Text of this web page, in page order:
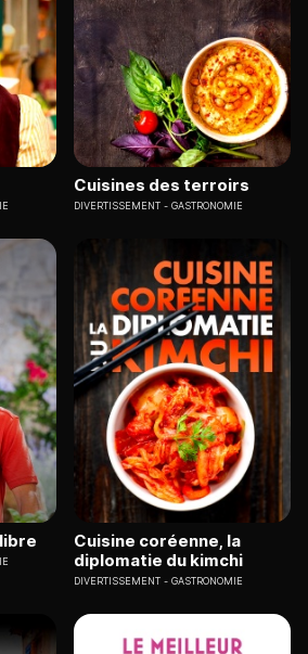
Cuisines des terroirs
DIVERTISSEMENT GASTRONOMIE
Cuisine coréenne, la
diplomatie du kimchi
DIVERTISSEMENT GASTRONOMIE